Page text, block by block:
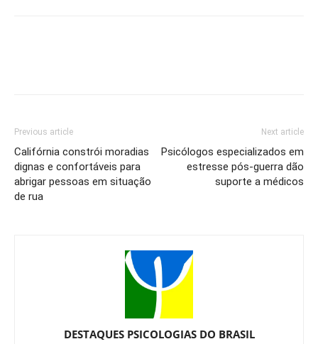
Previous article
Califórnia constrói moradias
dignas e confortáveis para
abrigar pessoas em situação
de rua
Next article
Psicólogos especializados em
estresse pós-guerra dão
suporte a médicos
DESTAQUES PSICOLOGIAS DO BRASIL